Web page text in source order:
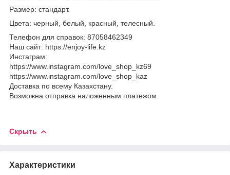
Размер: стандарт.
Цвета: черный, белый, красный, телесный.
Телефон для справок: 87058462349
Наш сайт: https://enjoy-life.kz
Инстаграм:
https://www.instagram.com/love_shop_kz69
https://www.instagram.com/love_shop_kaz
Доставка по всему Казахстану.
Возможна отправка наложенным платежом.
Скрыть
Характеристики